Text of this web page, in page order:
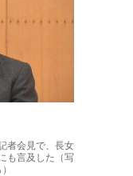
者会見で、長女
も言及した（写